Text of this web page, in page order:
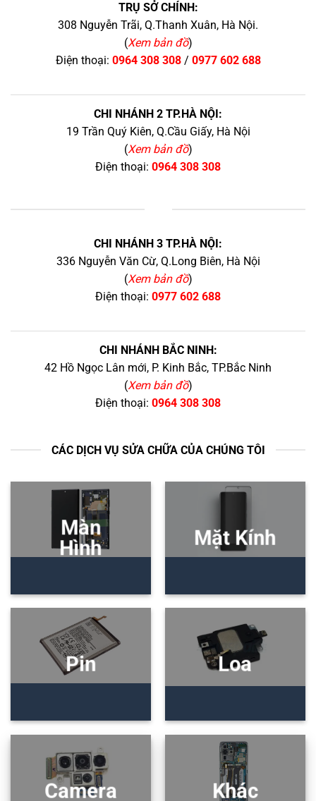
TRỤ SỞ CHÍNH:
308 Nguyễn Trãi, Q.Thanh Xuân, Hà Nội.
(Xem bản đồ)
Điện thoại: 0964 308 308/ 0977 602 688
CHI NHÁNH 2 TP.HÀ NỘI:
19 Trần Quý Kiên, Q.Cầu Giấy, Hà Nội
(Xem bản đồ)
Điện thoại: 0964 308 308
CHI NHÁNH 3 TP.HÀ NỘI:
336 Nguyễn Văn Cừ, Q.Long Biên, Hà Nội
(Xem bản đồ)
Điện thoại: 0977 602 688
CHI NHÁNH BẮC NINH:
42 Hồ Ngọc Lân mới, P. Kinh Bắc, TP.Bắc Ninh
(Xem bản đồ)
Điện thoại: 0964 308 308
CÁC DỊCH VỤ SỬA CHỮA CỦA CHÚNG TÔI
Màn
Hình
Mặt Kính
Pin Loa
Camera Khác